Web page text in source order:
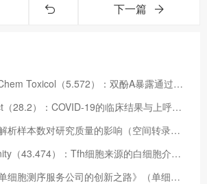
下一篇
文献解读|Food Chem Toxicol（5.572）：双酚A暴露通过抑制雄性小鼠海马体线粒体氧化磷酸化降低学习能力
文献解读|J Infect（28.2）：COVID-19的临床结果与上呼吸道微生物组动态密切相关
空间转录组技术解析样本数对研究质量的影响（空间转录组数据分析）
文献解读|Immunity（43.474）：Tfh细胞来源的白细胞介素21在慢性病毒感染期间维持效应性CD8+ T细胞反应
《科技之光宁波单细胞测序服务公司的创新之路》（单细胞测序多少钱一个）